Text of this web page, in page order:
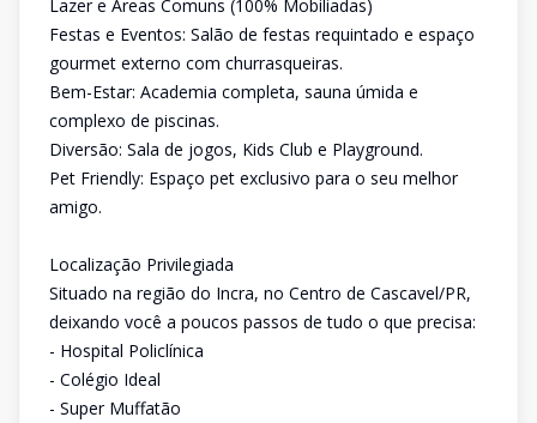
Lazer e Áreas Comuns (100% Mobiliadas)
Festas e Eventos: Salão de festas requintado e espaço
gourmet externo com churrasqueiras.
Bem-Estar: Academia completa, sauna úmida e
complexo de piscinas.
Diversão: Sala de jogos, Kids Club e Playground.
Pet Friendly: Espaço pet exclusivo para o seu melhor
amigo.
Localização Privilegiada
Situado na região do Incra, no Centro de Cascavel/PR,
deixando você a poucos passos de tudo o que precisa:
- Hospital Policlínica
- Colégio Ideal
- Super Muffatão